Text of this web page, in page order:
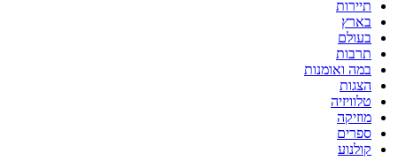
תיירות
בארץ
בעולם
תרבות
במה ואומנות
הצגות
טלוויזיה
מוזיקה
ספרים
קולנוע